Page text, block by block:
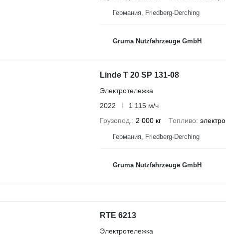
Германия, Friedberg-Derching
Gruma Nutzfahrzeuge GmbH
Linde T 20 SP 131-08
Электротележка
2022
1 115 м/ч
Грузопод.
2 000 кг Топливо электро
Германия, Friedberg-Derching
Gruma Nutzfahrzeuge GmbH
RTE 6213
Электротележка